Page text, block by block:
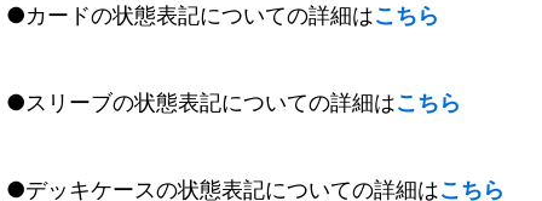
●カードの状態表記についての詳細はこちら
●スリーブの状態表記についての詳細はこちら
●デッキケースの状態表記についての詳細はこちら